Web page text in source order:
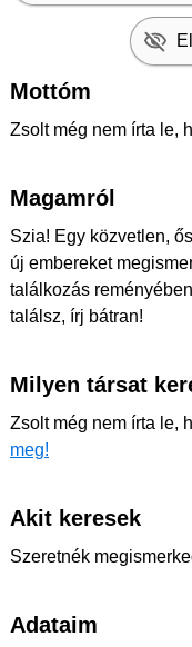
Mottóm
Zsolt még nem írta le,
Magamról
Szia! Egy közvetlen,
új embereket
találkozás
találsz, írj bátran!
Milyen társat
Zsolt még nem írta le,
meg!
Akit keresek
Szeretnék
Adataim